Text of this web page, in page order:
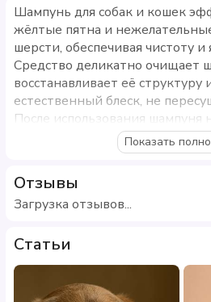
Шампунь для собак и кошек
жёлтые пятна и
шерсти, обеспечивая чистоту и
Средство деликатно очищает
восстанавливает её структуру
естественный блеск, не
После использования шампуня
руках и предметах, что
максимально комфортным.
Шампунь абсолютно безопасен
подходит для регулярного
приятной и способствует
вашего питомца.
Способ применения:
Показать
Отзывы
Загрузка отзывов...
Статьи